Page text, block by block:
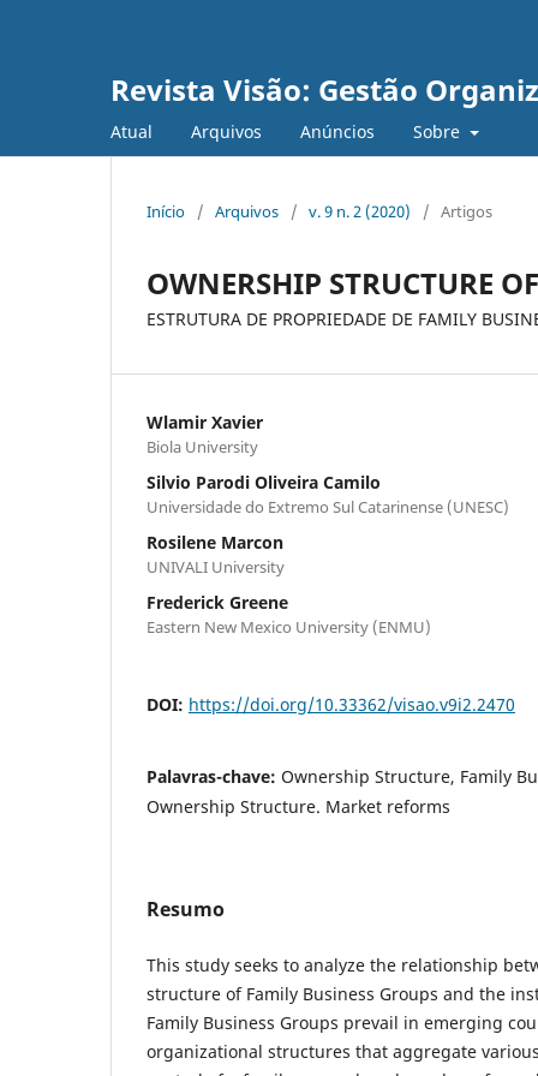
Revista Visão: Gestão
Atual Arquivos Anúncios Sobre
Início / Arquivos / v. 9 n. 2 (2020) / Artigos
OWNERSHIP STRUCTURE
ESTRUTURA DE PROPRIEDADE DE FAMILY
Wlamir Xavier
Biola University
Silvio Parodi Oliveira Camilo
Universidade do Extremo Sul Catarinense (UNESC)
Rosilene Marcon
UNIVALI University
Frederick Greene
Eastern New Mexico University (ENMU)
DOI: https://doi.org/10.33362/visao.v9i2.2470
Palavras-chave: Ownership Structure, Family
Ownership Structure. Market reforms
Resumo
This study seeks to analyze the relationship
structure of Family Business Groups and the
Family Business Groups prevail in emerging
organizational structures that aggregate